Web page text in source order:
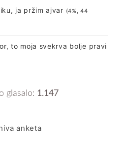
ja pržim ajvar (4%, 44
to moja svekrva bolje pravi
glasalo: 1.147
anketa